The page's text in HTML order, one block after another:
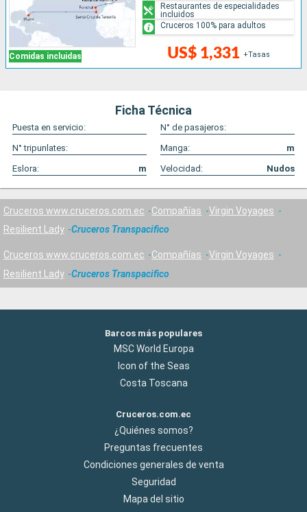
Comidas incluidas US$ 1,331 +Tasas
Restaurantes de especialidades
incluidos
Cruceros 100% para adultos
Ficha Técnica
Puesta en servicio:
N° de pasajeros:
N° tripunlates:
Manga:
m
Eslora:
m Velocidad: Nudos
Cruceros www.cruceros.com.ec Compañías
Virgin Voyages
Resilient Lady
Cruceros Transpacifico
Cruceros www.cruceros.com.ec Compañías
Virgin Voyages
Resilient Lady
Cruceros Transpacifico
Barcos más populares
MSC World Europa
Icon of the Seas
Costa Toscana
Cruceros.com.ec
¿Quiénes somos?
Preguntas frecuentes
Condiciones generales de venta
Seguridad
Mapa del sitio